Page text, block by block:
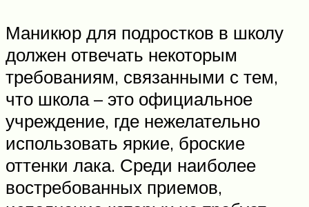
Маникюр для подростков в школу
должен отвечать некоторым
требованиям, связанными с тем,
что школа – это официальное
учреждение, где нежелательно
использовать яркие, броские
оттенки лака. Среди наиболее
востребованных приемов,